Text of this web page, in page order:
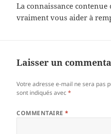
La connaissance
vraiment vous aider à
Laisser un
Votre adresse e-mail ne sera pas
sont indiqués avec*
COMMENTAIRE*